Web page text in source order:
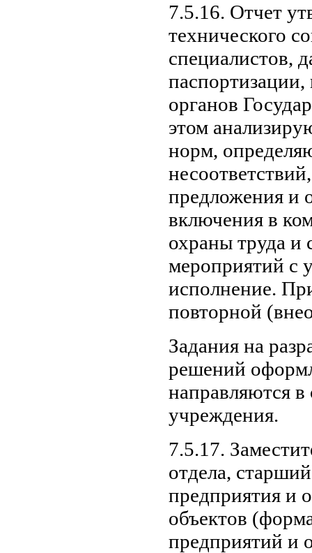
7.5.16. Отчет
технического
специалистов,
органов
этом
норм,
предложения и
включения в
охраны труда и
мероприятий с
исполнение.
повторной
Задания на
решений
направляются
учреждения.
7.5.17.
отдела,
предприятия и
объектов
предприятий и